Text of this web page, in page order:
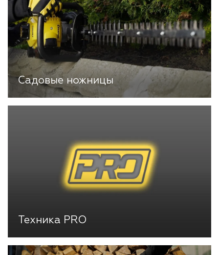
Садовые ножницы
Техника PRO